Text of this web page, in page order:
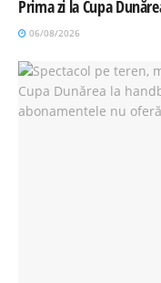
Prima zi la Cupa
06/08/2026